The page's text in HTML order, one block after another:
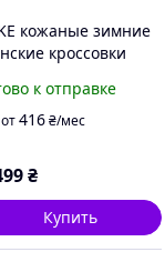
кожаные зимние
кроссовки
к отправке
от416 ₴/мес
₴
Купить